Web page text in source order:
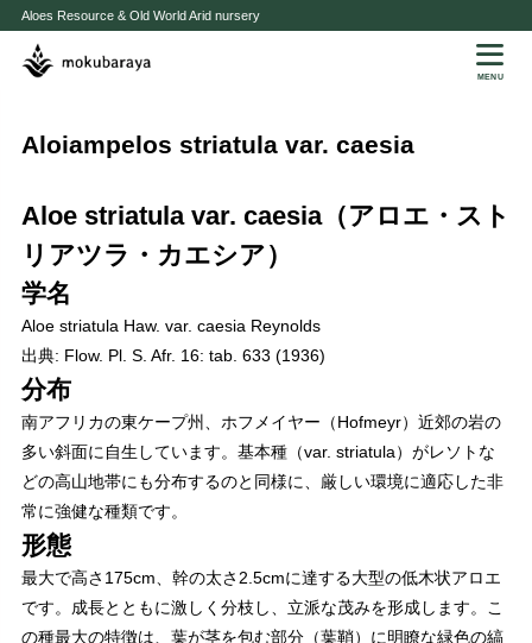
Aloes Resource & Old World Arid nursery
MENU
Aloiampelos striatula var. caesia
Aloe striatula var. caesia（アロエ・スト
リアツラ・カエシア）
学名
Aloe striatula Haw. var. caesia Reynolds
出典: Flow. Pl. S. Afr. 16: tab. 633 (1936)
分布
南アフリカの東ケープ州、ホフメイヤー（Hofmeyr）近郊の岩の
多い斜面に自生しています。基本種（var. striatula）がレソトな
どの高山地帯にも分布するのと同様に、厳しい環境に適応した非
常に強健な種類です。
形態
最大で高さ175cm、幹の太さ2.5cmに達する大型の低木状アロエ
です。成長とともに激しく分枝し、立派な茂みを形成します。こ
の種最大の特徴は、葉が茎を包む部分（葉鞘）に明瞭な緑色の縞